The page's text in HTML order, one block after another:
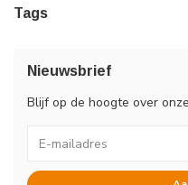
Tags
Nieuwsbrief
Blijf op de hoogte over